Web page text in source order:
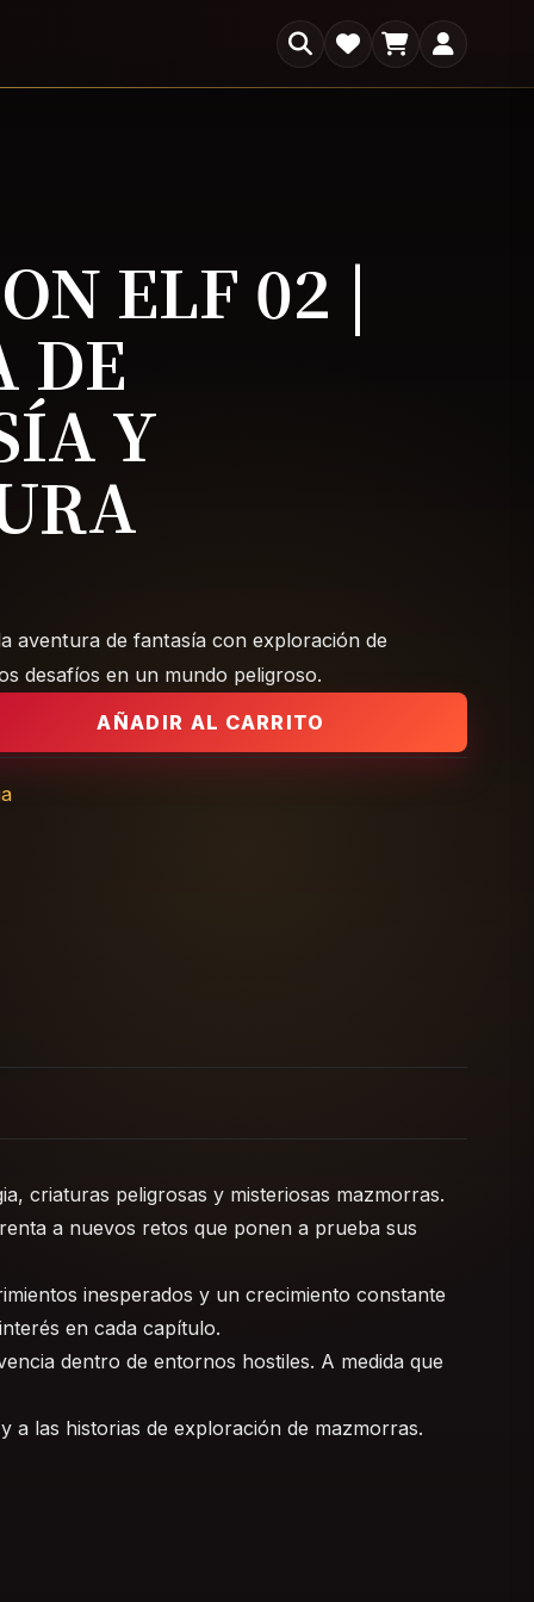
ELF 02 |
DE
Y
aventura de fantasía con exploración de
desafíos en un mundo peligroso.
Fantasía y Aventura cantidad
AÑADIR AL CARRITO
criaturas peligrosas y misteriosas mazmorras.
a nuevos retos que ponen a prueba sus
inesperados y un crecimiento constante
en cada capítulo.
dentro de entornos hostiles. A medida que
a las historias de exploración de mazmorras.